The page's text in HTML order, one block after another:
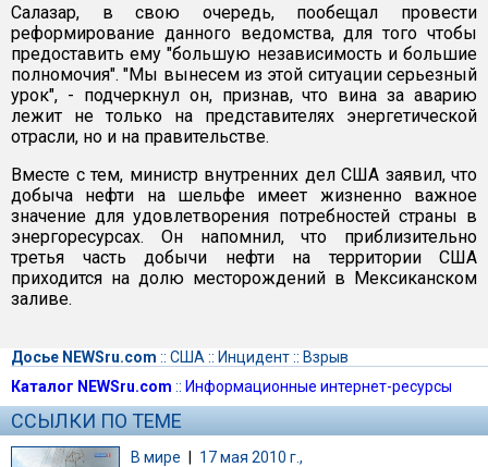
Салазар, в свою очередь, пообещал провести
реформирование данного ведомства, для того чтобы
предоставить ему "большую независимость и большие
полномочия". "Мы вынесем из этой ситуации серьезный
урок", - подчеркнул он, признав, что вина за аварию
лежит не только на представителях энергетической
отрасли, но и на правительстве.
Вместе с тем, министр внутренних дел США заявил, что
добыча нефти на шельфе имеет жизненно важное
значение для удовлетворения потребностей страны в
энергоресурсах. Он напомнил, что приблизительно
третья часть добычи нефти на территории США
приходится на долю месторождений в Мексиканском
заливе.
Досье NEWSru.com :: США :: Инцидент:: Взрыв
Каталог NEWSru.com :: Информационные интернет-ресурсы
ССЫЛКИ ПО ТЕМЕ
В мире | 17 мая 2010 г.,